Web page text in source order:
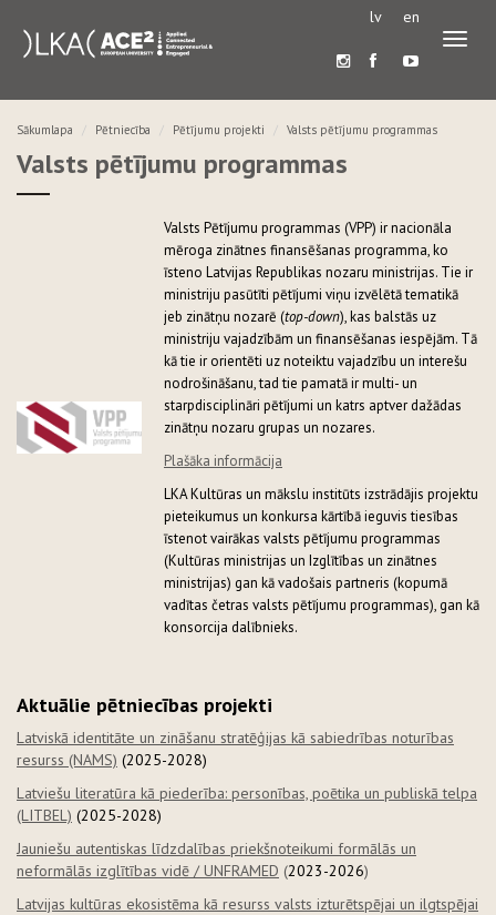
lv en
Sākumlapa Pētniecība Pētījumu projekti Valsts pētījumu programmas
Valsts pētījumu programmas
Valsts Pētījumu programmas (VPP) ir nacionāla
mēroga zinātnes finansēšanas programma, ko
īsteno Latvijas Republikas nozaru ministrijas. Tie ir
ministriju pasūtīti pētījumi viņu izvēlētā tematikā
jeb zinātņu nozarē (top-down), kas balstās uz
ministriju vajadzībām un finansēšanas iespējām. Tā
kā tie ir orientēti uz noteiktu vajadzību un interešu
nodrošināšanu, tad tie pamatā ir multi- un
starpdisciplināri pētījumi un katrs aptver dažādas
zinātņu nozaru grupas un nozares.
Plašāka informācija
LKA Kultūras un mākslu institūts izstrādājis projektu
pieteikumus un konkursa kārtībā ieguvis tiesības
īstenot vairākas valsts pētījumu programmas
(Kultūras ministrijas un Izglītības un zinātnes
ministrijas) gan kā vadošais partneris (kopumā
vadītas četras valsts pētījumu programmas), gan kā
konsorcija dalībnieks.
Aktuālie pētniecības projekti
Latviskā identitāte un zināšanu stratēģijas kā sabiedrības noturības
resurss (NAMS) (2025-2028)
Latviešu literatūra kā piederība: personības, poētika un publiskā telpa
(LITBEL) (2025-2028)
Jauniešu autentiskas līdzdalības priekšnoteikumi formālās un
neformālās izglītības vidē / UNFRAMED (2023-2026)
Latvijas kultūras ekosistēma kā resurss valsts izturētspējai un ilgtspējai